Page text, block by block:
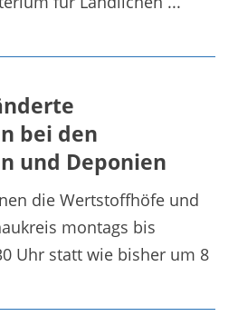
bei den
und Deponien
die Wertstoffhöfe und
montags bis
Uhr statt wie bisher um 8